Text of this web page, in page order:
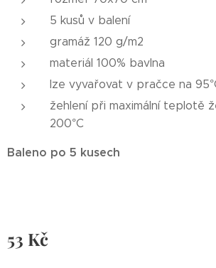
5 kusů v balení
gramáž 120 g/m2
materiál 100% bavlna
lze vyvařovat v pračce na
žehlení při maximální teplotě
200°C
Baleno po 5 kusech
53 Kč